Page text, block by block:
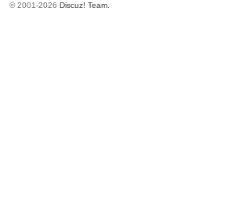
© 2001-2026 Discuz! Team